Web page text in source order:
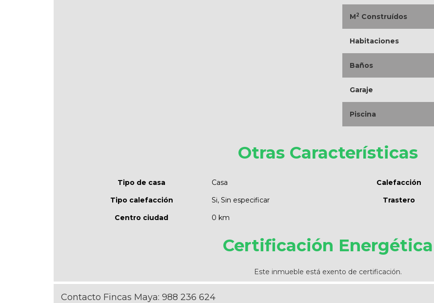
M2 Construídos
Habitaciones
Baños
Garaje
Piscina
Otras Características
Tipo de casa Casa
Calefacción
Tipo calefacción
Si, Sin especificar
Trastero
Centro ciudad
0 km
Certificación Energética
Este inmueble está exento de certificación.
Contacto Fincas Maya: 988 236 624